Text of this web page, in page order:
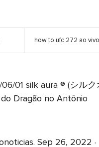
how to ufc 272 ao vivo
01 silk aura ® (シルク
Dragão no Antônio
Sep 26, 2022 ·